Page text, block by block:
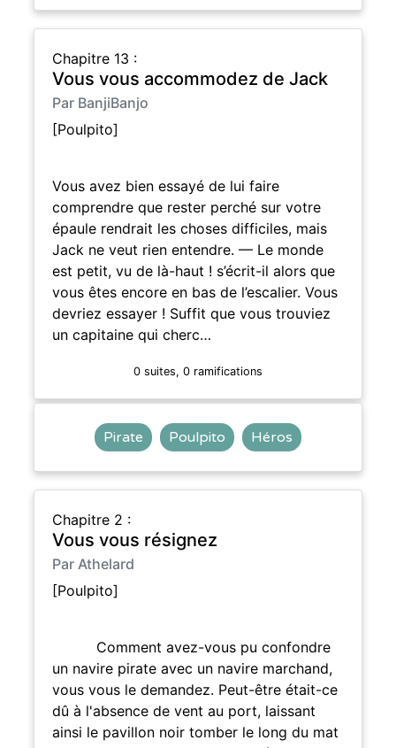
Chapitre 13 :
Vous vous accommodez de Jack
Par BanjiBanjo
[Poulpito]
Vous avez bien essayé de lui faire
comprendre que rester perché sur votre
épaule rendrait les choses difficiles, mais
Jack ne veut rien entendre. — Le monde
est petit, vu de là-haut ! s’écrit-il alors que
vous êtes encore en bas de l’escalier. Vous
devriez essayer ! Suffit que vous trouviez
un capitaine qui cherc…
0 suites, 0 ramifications
Pirate Poulpito Héros
Chapitre 2 :
Vous vous résignez
Par Athelard
[Poulpito]
Comment avez-vous pu confondre
un navire pirate avec un navire marchand,
vous vous le demandez. Peut-être était-ce
dû à l'absence de vent au port, laissant
ainsi le pavillon noir tomber le long du mat